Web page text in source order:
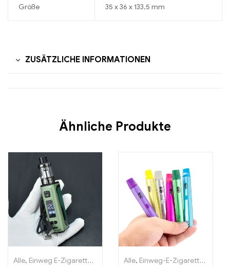
Größe 35 x 36 x 133,5 mm
ZUSÄTZLICHE INFORMATIONEN
Ähnliche Produkte
Alle, Einweg E-Zigaretten Einweg-E-Zigaretten Litauen,Einweg-
Alle, Einweg-E-Zigaretten Litauen